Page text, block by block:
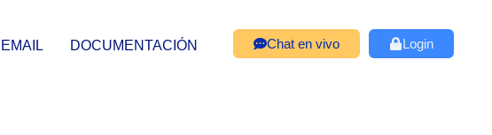
EMAIL DOCUMENTACIÓN Chat en vivo Login